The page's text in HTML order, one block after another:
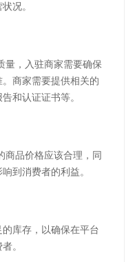
况。
量，入驻商家需要确保
商家需要提供相关的
和认证证书等。
商品价格应该合理，同
到消费者的利益。
库存，以确保在平台
。